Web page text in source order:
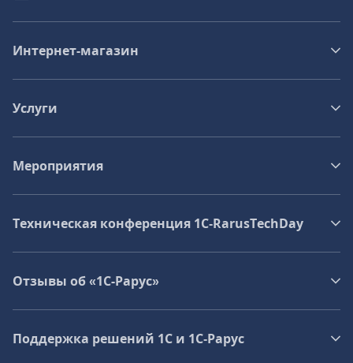
Интернет-магазин
Услуги
Мероприятия
Техническая конференция 1C‑RarusTechDay
Отзывы об «1С-Рарус»
Поддержка решений 1С и 1С‑Рарус